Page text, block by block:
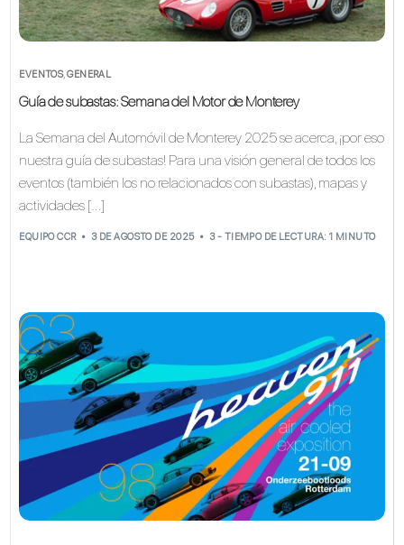
EVENTOS,GENERAL
Guía de subastas: Semana del Motor de Monterey
La Semana del Automóvil de Monterey 2025 se acerca, ¡por eso
nuestra guía de subastas! Para una visión general de todos los
eventos (también los no relacionados con subastas), mapas y
actividades […]
EQUIPO CCR 3 DE AGOSTO DE 2025 3 - TIEMPO DE LECTURA: 1 MINUTO